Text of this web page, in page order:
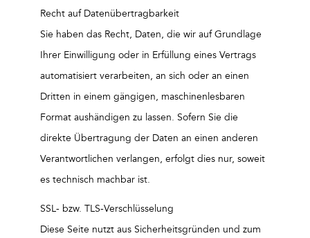
Recht auf Datenübertragbarkeit
Sie haben das Recht, Daten, die wir auf Grundlage
Ihrer Einwilligung oder in Erfüllung eines Vertrags
automatisiert verarbeiten, an sich oder an einen
Dritten in einem gängigen, maschinenlesbaren
Format aushändigen zu lassen. Sofern Sie die
direkte Übertragung der Daten an einen anderen
Verantwortlichen verlangen, erfolgt dies nur, soweit
es technisch machbar ist.
SSL- bzw. TLS-Verschlüsselung
Diese Seite nutzt aus Sicherheitsgründen und zum